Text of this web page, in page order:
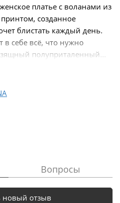
платье с воланами из
созданное
блистать каждый день.
в себе всё, что нужно
полуприталенный...
Вопросы
новый отзыв